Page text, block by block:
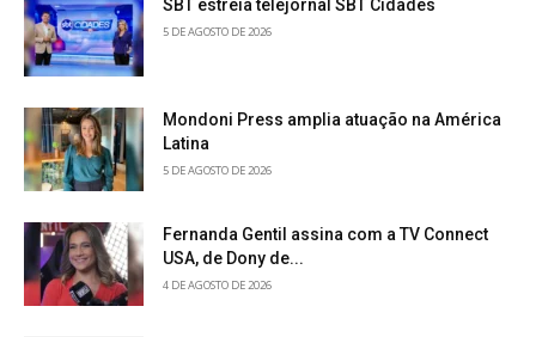
SBT estreia telejornal SBT Cidades
5 DE AGOSTO DE 2026
Mondoni Press amplia atuação na América
Latina
5 DE AGOSTO DE 2026
Fernanda Gentil assina com a TV Connect
USA, de Dony de...
4 DE AGOSTO DE 2026